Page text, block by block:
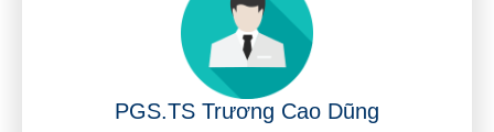
PGS.TS Trương Cao Dũng